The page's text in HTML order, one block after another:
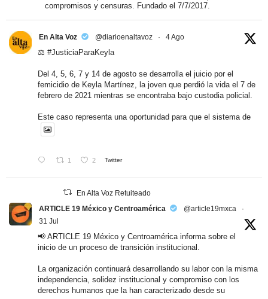
compromisos y censuras. Fundado el 7/7/2017.
En Alta Voz @diarioenaltavoz · 4 Ago
⚖️ #JusticiaParaKeyla
Del 4, 5, 6, 7 y 14 de agosto se desarrolla el juicio por el
femicidio de Keyla Martínez, la joven que perdió la vida el 7 de
febrero de 2021 mientras se encontraba bajo custodia policial.
Este caso representa una oportunidad para que el sistema de
1 2 Twitter
En Alta Voz Retuiteado
ARTICLE 19 México y Centroamérica
@article19mxca
·
31 Jul
📢 ARTICLE 19 México y Centroamérica informa sobre el
inicio de un proceso de transición institucional.
La organización continuará desarrollando su labor con la misma
independencia, solidez institucional y compromiso con los
derechos humanos que la han caracterizado desde su